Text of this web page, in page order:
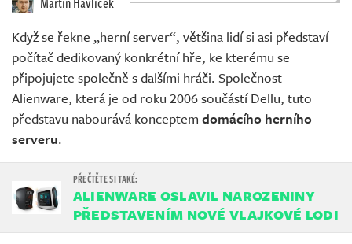
Když se řekne „herní server“, většina lidí si asi představí
počítač dedikovaný konkrétní hře, ke kterému se
připojujete společně s dalšími hráči. Společnost
Alienware, která je od roku 2006 součástí Dellu, tuto
představu nabourává konceptem domácího herního
serveru.
ALIENWARE OSLAVIL NAROZENINY
PŘEDSTAVENÍM NOVÉ VLAJKOVÉ LODI